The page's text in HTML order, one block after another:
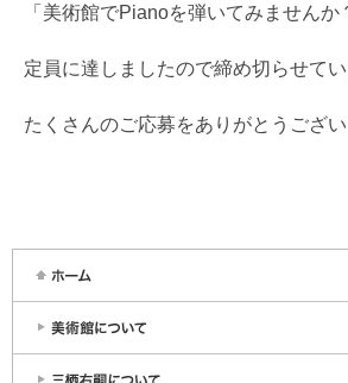
「美術館でPianoを弾いてみませんか
定員に達しましたので締め切らせてい
たくさんのご応募をありがとうござい